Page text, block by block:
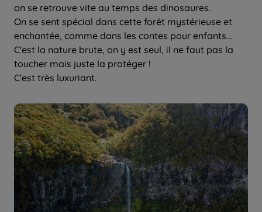
on se retrouve vite au temps des dinosaures.
On se sent spécial dans cette forêt mystérieuse et
enchantée, comme dans les contes pour enfants...
C'est la nature brute, on y est seul, il ne faut pas la
toucher mais juste la protéger !
C'est très luxuriant.